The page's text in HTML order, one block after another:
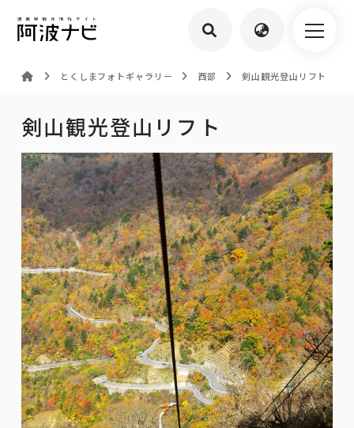
とくしまフォトギャラリー 西部 剣山観光登山リフト
剣山観光登山リフト